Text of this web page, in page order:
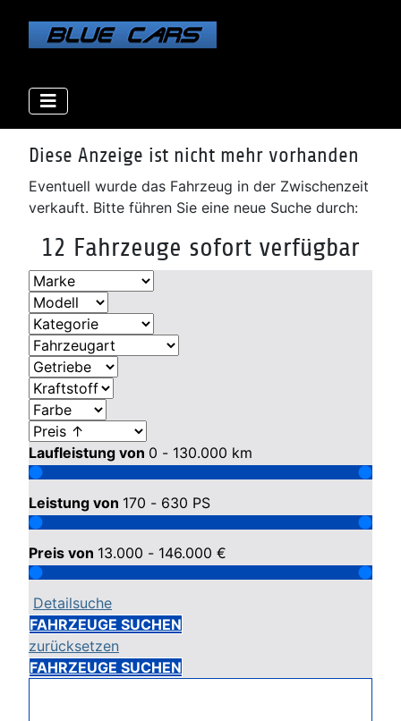
Diese Anzeige ist nicht mehr vorhanden
Eventuell wurde das Fahrzeug in der Zwischenzeit
verkauft. Bitte führen Sie eine neue Suche durch:
12 Fahrzeuge sofort verfügbar
Laufleistung von 0 - 130.000 km
Leistung von 170 - 630 PS
Preis von 13.000 - 146.000 €
Detailsuche
FAHRZEUGE SUCHEN
zurücksetzen
FAHRZEUGE SUCHEN